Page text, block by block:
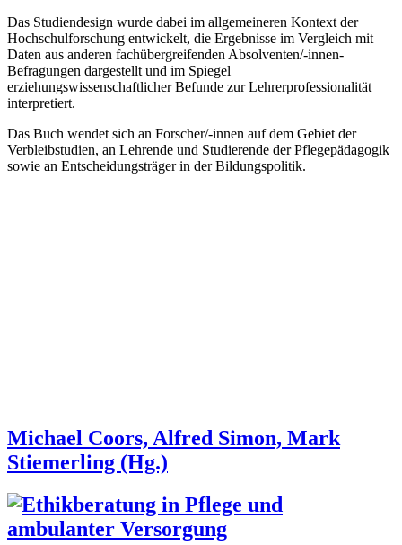
Das Studiendesign wurde dabei im allgemeineren Kontext der
Hochschulforschung entwickelt, die Ergebnisse im Vergleich mit
Daten aus anderen fachübergreifenden Absolventen/-innen-
Befragungen dargestellt und im Spiegel
erziehungswissenschaftlicher Befunde zur Lehrerprofessionalität
interpretiert.
Das Buch wendet sich an Forscher/-innen auf dem Gebiet der
Verbleibstudien, an Lehrende und Studierende der Pflegepädagogik
sowie an Entscheidungsträger in der Bildungspolitik.
Michael Coors, Alfred Simon, Mark
Stiemerling (Hg.)